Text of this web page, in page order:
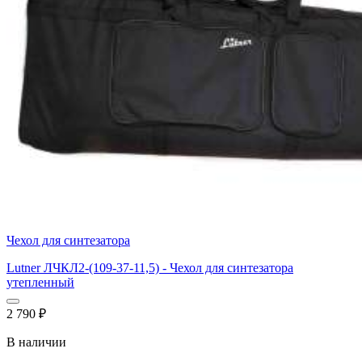
Чехол для синтезатора
Lutner ЛЧКЛ2-(109-37-11,5) - Чехол для синтезатора
утепленный
2 790 ₽
В наличии